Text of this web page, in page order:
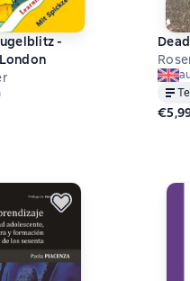
-
рейтинг 0 на основе 0 оценок